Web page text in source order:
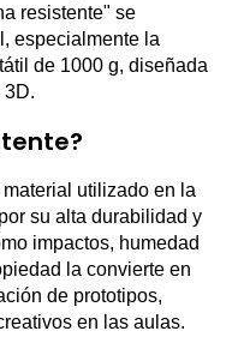
resistente" se
especialmente la
de 1000 g, diseñada
3D.
utilizado en la
su alta durabilidad y
impactos, humedad
la convierte en
de prototipos,
en las aulas.